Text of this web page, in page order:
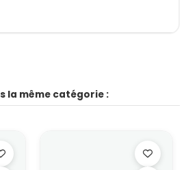
la même catégorie :